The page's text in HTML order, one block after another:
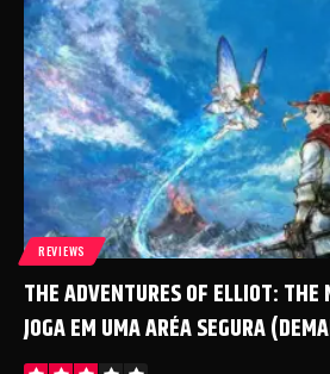
REVIEWS
THE ADVENTURES OF ELLIOT:
JOGA EM UMA ARÉA SEGURA